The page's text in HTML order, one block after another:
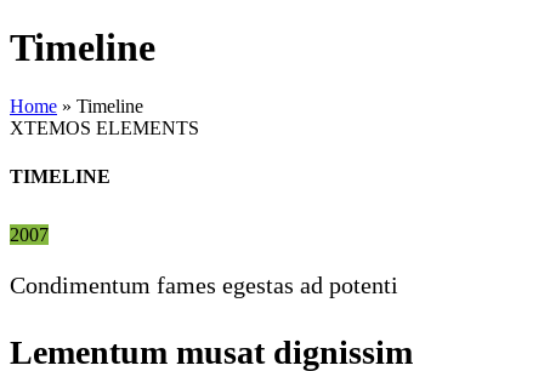
Timeline
Home » Timeline
XTEMOS ELEMENTS
TIMELINE
2007
Condimentum fames egestas ad potenti
Lementum musat dignissim